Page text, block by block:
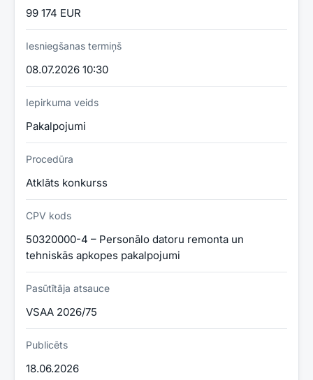
99 174 EUR
Iesniegšanas termiņš
08.07.2026 10:30
Iepirkuma veids
Pakalpojumi
Procedūra
Atklāts konkurss
CPV kods
50320000-4 – Personālo datoru remonta un
tehniskās apkopes pakalpojumi
Pasūtītāja atsauce
VSAA 2026/75
Publicēts
18.06.2026